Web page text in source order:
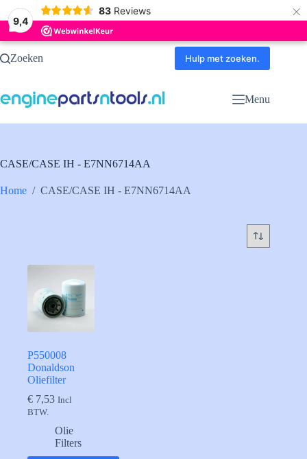
9,4
83 Reviews ×
Ga
naarZoeken Hulp met zoeken.
Menu
CASE/CASE IH - E7NN6714AA
Home / CASE/CASE IH - E7NN6714AA
P550008
Donaldson
Oliefilter
€ 7,53 Incl
BTW.
Olie
Filters